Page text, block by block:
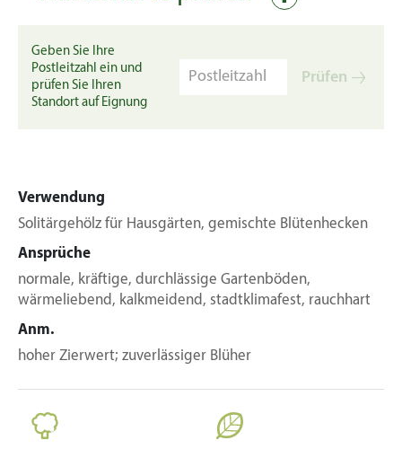
Geben Sie Ihre
Postleitzahl ein und
prüfen Sie Ihren
Standort auf Eignung
Prüfen
Verwendung
Solitärgehölz für Hausgärten, gemischte Blütenhecken
Ansprüche
normale, kräftige, durchlässige Gartenböden,
wärmeliebend, kalkmeidend, stadtklimafest, rauchhart
Anm.
hoher Zierwert; zuverlässiger Blüher